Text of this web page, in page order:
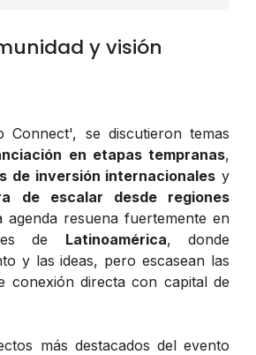
y visión
Connect', se discutieron temas
en etapas tempranas,
de inversión internacionales y
de escalar desde regiones
agenda resuena fuertemente en
de Latinoamérica, donde
y las ideas, pero escasean las
conexión directa con capital de
más destacados del evento